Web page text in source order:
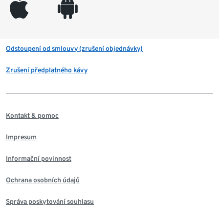
appleinc android
Odstoupení od smlouvy (zrušení objednávky)
Zrušení předplatného kávy
Kontakt & pomoc
Impresum
Informační povinnost
Ochrana osobních údajů
Správa poskytování souhlasu